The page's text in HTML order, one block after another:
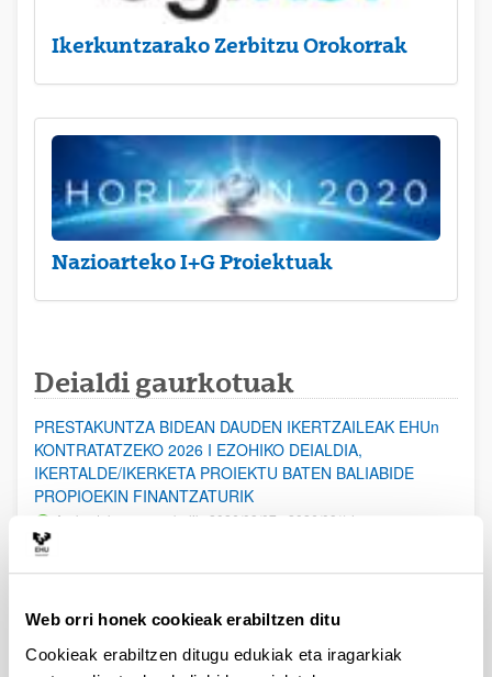
Web orri honek cookieak erabiltzen ditu
Cookieak erabiltzen ditugu edukiak eta iragarkiak
Ikerkuntzarako Zerbitzu Orokorrak
Nazioarteko I+G Proiektuak
Deialdi gaurkotuak
PRESTAKUNTZA BIDEAN DAUDEN IKERTZAILEAK EHUn
KONTRATATZEKO 2026 I EZOHIKO DEIALDIA,
IKERTALDE/IKERKETA PROIEKTU BATEN BALIABIDE
PROPIOEKIN FINANTZATURIK
Aurkezteko epea zabalik: 2026/08/07 - 2026/08/14
erosi eta berritzeko laguntzak 2026
Izapide irekia